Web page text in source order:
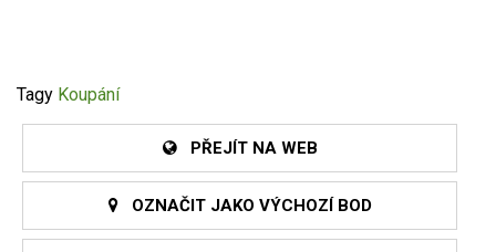
Tagy Koupání
PŘEJÍT NA WEB
OZNAČIT JAKO VÝCHOZÍ BOD